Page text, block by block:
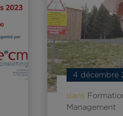
4 décembre
dans
Management